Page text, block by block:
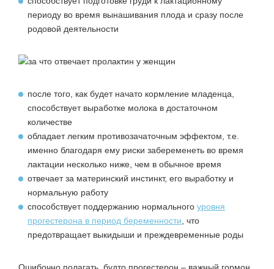
периоду во время вынашивания плода и сразу после
родовой деятельности
после того, как будет начато кормление младенца,
способствует выработке молока в достаточном
количестве
обладает легким противозачаточным эффектом, т.е.
именно благодаря ему риски забеременеть во время
лактации несколько ниже, чем в обычное время
отвечает за материнский инстинкт, его выработку и
нормальную работу
способствует поддержанию нормального уровня
прогестерона в период беременности , что
предотвращает выкидыши и преждевременные роды